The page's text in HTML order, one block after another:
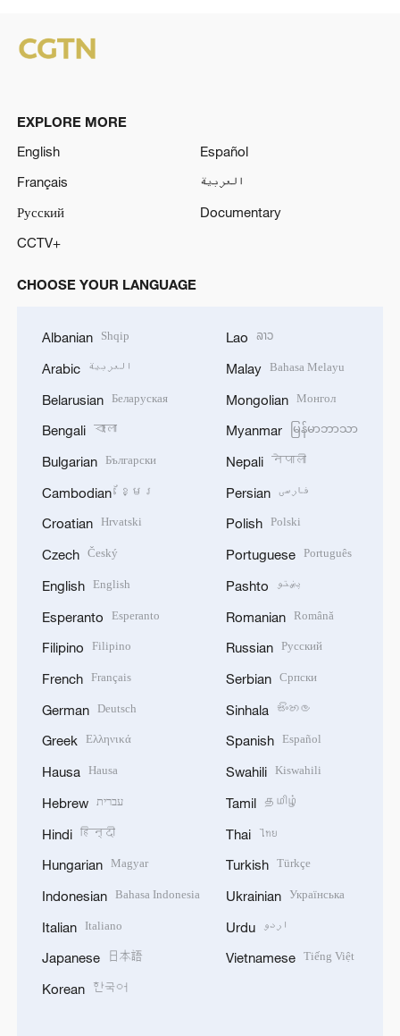
EXPLORE MORE
English
Español
Français
العربية
Русский
Documentary
CCTV+
CHOOSE YOUR LANGUAGE
Albanian Shqip
Arabic العربية
Belarusian Беларуская
Bengali বাংলা
Bulgarian Български
Cambodian ខ្មែរ
Croatian Hrvatski
Czech Český
English English
Esperanto Esperanto
Filipino Filipino
French Français
German Deutsch
Greek Ελληνικά
Hausa Hausa
Hebrew עברית
Hindi हिन्दी
Hungarian Magyar
Indonesian Bahasa Indonesia
Italian Italiano
Japanese 日本語
Korean 한국어
Lao ລາວ
Malay Bahasa Melayu
Mongolian Монгол
Myanmar မြန်မာဘာသာ
Nepali नेपाली
Persian فارسی
Polish Polski
Portuguese Português
Pashto پښتو
Romanian Română
Russian Русский
Serbian Српски
Sinhala සිංහල
Spanish Español
Swahili Kiswahili
Tamil தமிழ்
Thai ไทย
Turkish Türkçe
Ukrainian Українська
Urdu اردو
Vietnamese Tiếng Việt